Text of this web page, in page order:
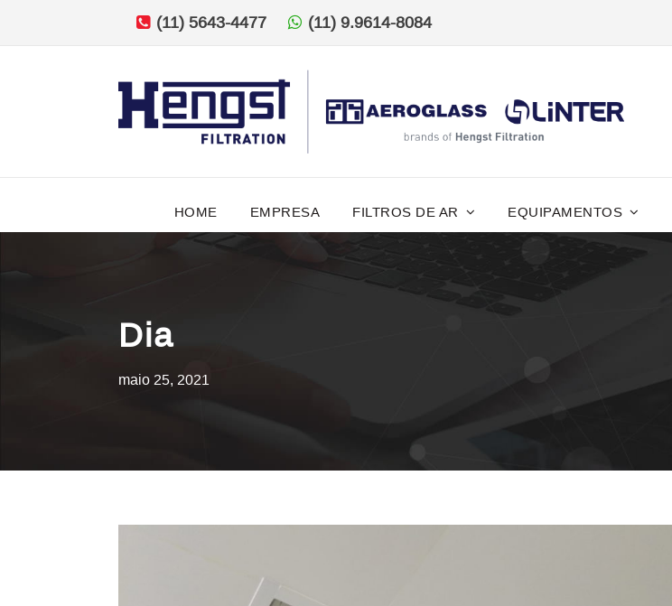
(11) 5643-4477 (11) 9.9614-8084
HOME EMPRESA FILTROS DE AR EQUIPAMENTOS
Dia
maio 25, 2021